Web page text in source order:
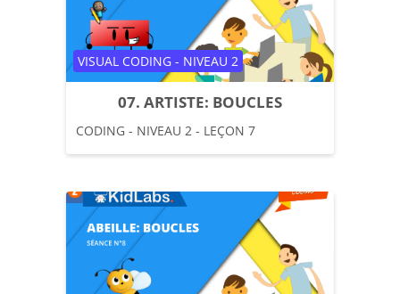
07. ARTISTE: BOUCLES
Catégorie de cours
VISUAL CODING - NIVEAU 2
CODING - NIVEAU 2 - LEÇON 7